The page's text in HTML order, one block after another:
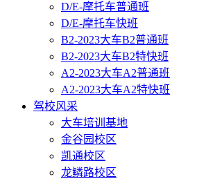
D/E-摩托车普通班
D/E-摩托车快班
B2-2023大车B2普通班
B2-2023大车B2特快班
A2-2023大车A2普通班
A2-2023大车A2特快班
驾校风采
大车培训基地
金谷园校区
凯通校区
龙鳞路校区